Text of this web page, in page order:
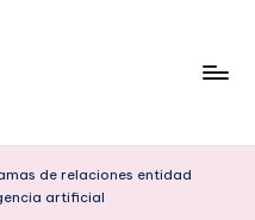
de relaciones entidad
artificial